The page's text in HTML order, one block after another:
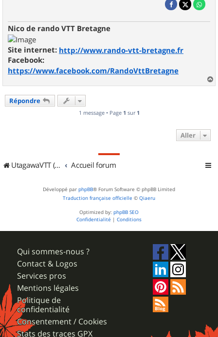
Nico de rando VTT Bretagne
Site internet: http://www.rando-vtt-bretagne.fr
Facebook:
https://www.facebook.com/RandoVttBretagne
a
Répondre
1 message • Page 1 sur 1
Aller
UtagawaVTT (Randos VTT et VTTAE avec traces GPS) Accueil forum
Développé par phpBB® Forum Software © phpBB Limited
Traduction française officielle © Qiaeru
Optimized by: phpBB SEO
Confidentialité | Conditions
Qui sommes-nous ?
Contact & Logos
Services pros
Mentions légales
Politique de
confidentialité
Consentement / Cookies
Stats des traces GPX